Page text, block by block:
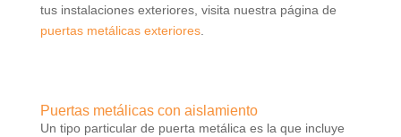
tus instalaciones exteriores, visita nuestra página de
puertas metálicas exteriores.
Puertas metálicas con aislamiento
Un tipo particular de puerta metálica es la que incluye